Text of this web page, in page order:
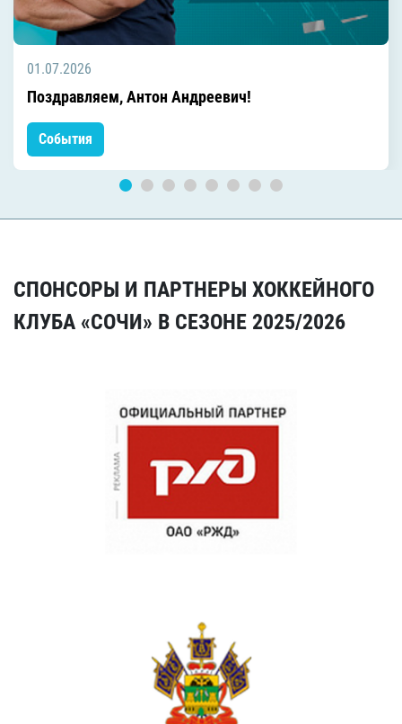
01.07.2026
Поздравляем, Антон Андреевич!
События
СПОНСОРЫ И ПАРТНЕРЫ ХОККЕЙНОГО
КЛУБА «СОЧИ» В СЕЗОНЕ 2025/2026